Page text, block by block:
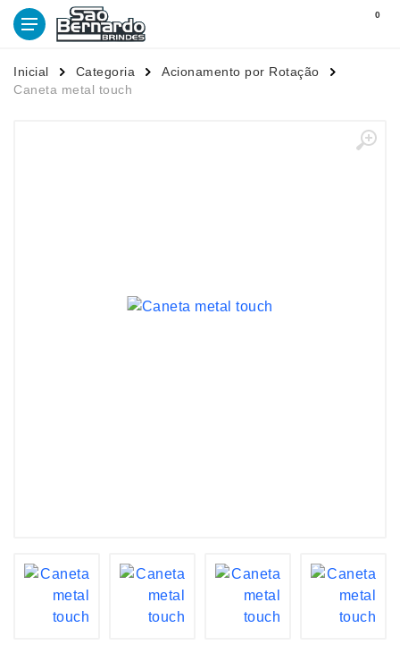
0
Inicial Categoria
Acionamento por Rotação
Caneta metal touch